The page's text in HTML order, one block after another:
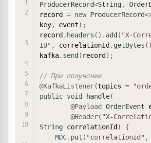
ProducerRecord<String,
record = new ProducerRecord<
key, event) ;
record . headers ( ) . add ( "X-
ID" , correlationId . getBytes ( )
kafka. send ( record ) ;
// При получении
@KafkaListener(topics =
public void handle(
@Payload
OrderEvent
@Header( "X-
String correlationId )
{
MDC. put ( "correlationId" ,